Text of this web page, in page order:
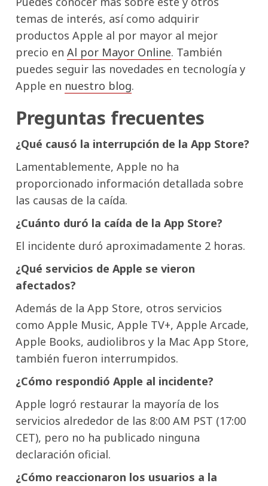
temas de interés, así como adquirir
productos Apple al por mayor al mejor
precio en Al por Mayor Online. También
puedes seguir las novedades en tecnología y
Apple en nuestro blog.
Preguntas frecuentes
¿Qué causó la interrupción de la App Store?
Lamentablemente, Apple no ha
proporcionado información detallada sobre
las causas de la caída.
¿Cuánto duró la caída de la App Store?
El incidente duró aproximadamente 2 horas.
¿Qué servicios de Apple se vieron
afectados?
Además de la App Store, otros servicios
como Apple Music, Apple TV+, Apple Arcade,
Apple Books, audiolibros y la Mac App Store,
también fueron interrumpidos.
¿Cómo respondió Apple al incidente?
Apple logró restaurar la mayoría de los
servicios alrededor de las 8:00 AM PST (17:00
CET), pero no ha publicado ninguna
declaración oficial.
¿Cómo reaccionaron los usuarios a la